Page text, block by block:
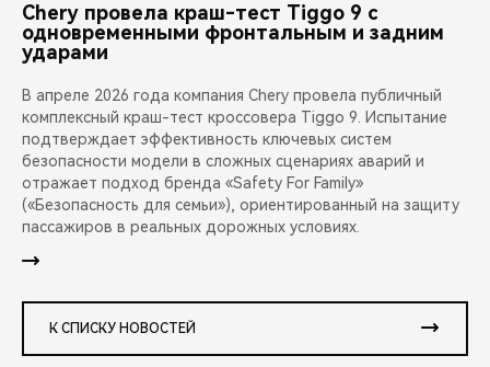
Chery провела краш-тест Tiggo 9 с
одновременными фронтальным и задним
ударами
В апреле 2026 года компания Chery провела публичный
комплексный краш-тест кроссовера Tiggo 9. Испытание
подтверждает эффективность ключевых систем
безопасности модели в сложных сценариях аварий и
отражает подход бренда «Safety For Family»
(«Безопасность для семьи»), ориентированный на защиту
пассажиров в реальных дорожных условиях.
К СПИСКУ НОВОСТЕЙ